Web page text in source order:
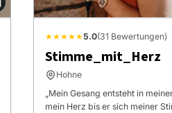
★★★★★5.0(31 Bewertungen)
Stimme_mit_Herz
Hohne
„Mein Gesang entsteht in
mein Herz bis er sich meiner